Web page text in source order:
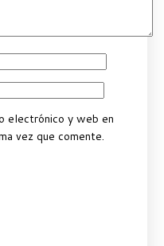
electrónico y web en
vez que comente.